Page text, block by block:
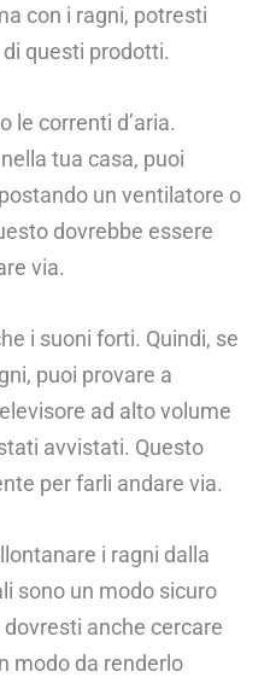
con i ragni, potresti
questi prodotti.
le correnti d’aria.
tua casa, puoi
un ventilatore o
dovrebbe essere
via.
i suoni forti. Quindi, se
puoi provare a
ad alto volume
avvistati. Questo
per farli andare via.
i ragni dalla
sono un modo sicuro
anche cercare
modo da renderlo